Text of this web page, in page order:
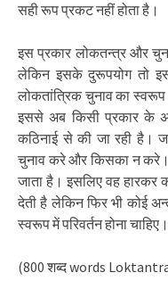
सही रूप प्रकट नहीं होता है।
इस प्रकार लोकतन्त्र और
लेकिन इसके दुरूपयोग तो
लोकतांत्रिक चुनाव का
इससे अब किसी प्रकार के
कठिनाई से की जा रही है।
चुनाव करे और किसका न करे।
जाता है। इसलिए वह
देती है लेकिन फिर भी कोई
स्वरूप में परिवर्तन होना चाहिए।
(800 शब्द words